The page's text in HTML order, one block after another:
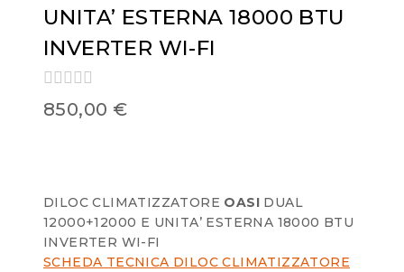
UNITA’ ESTERNA 18000 BTU
INVERTER WI-FI
0
out
850,00 €
DILOC CLIMATIZZATORE OASI DUAL
12000+12000 E UNITA’ ESTERNA 18000 BTU
INVERTER WI-FI
SCHEDA TECNICA DILOC CLIMATIZZATORE